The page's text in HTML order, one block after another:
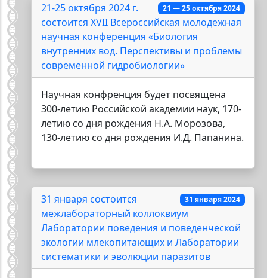
21 — 25 октября 2024
21-25 октября 2024 г.
состоится XVII Всероссийская молодежная
научная конференция «Биология
внутренних вод. Перспективы и проблемы
современной гидробиологии»
Научная конфренция будет посвящена
300-летию Российской академии наук, 170-
летию со дня рождения Н.А. Морозова,
130-летию со дня рождения И.Д. Папанина.
31 января 2024
31 января состоится
межлабораторный коллоквиум
Лаборатории поведения и поведенческой
экологии млекопитающих и Лаборатории
систематики и эволюции паразитов